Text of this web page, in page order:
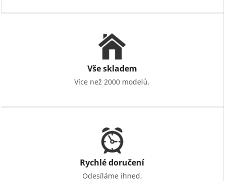
Vše skladem
Více než 2000 modelů.
Rychlé doručení
Odesíláme ihned.